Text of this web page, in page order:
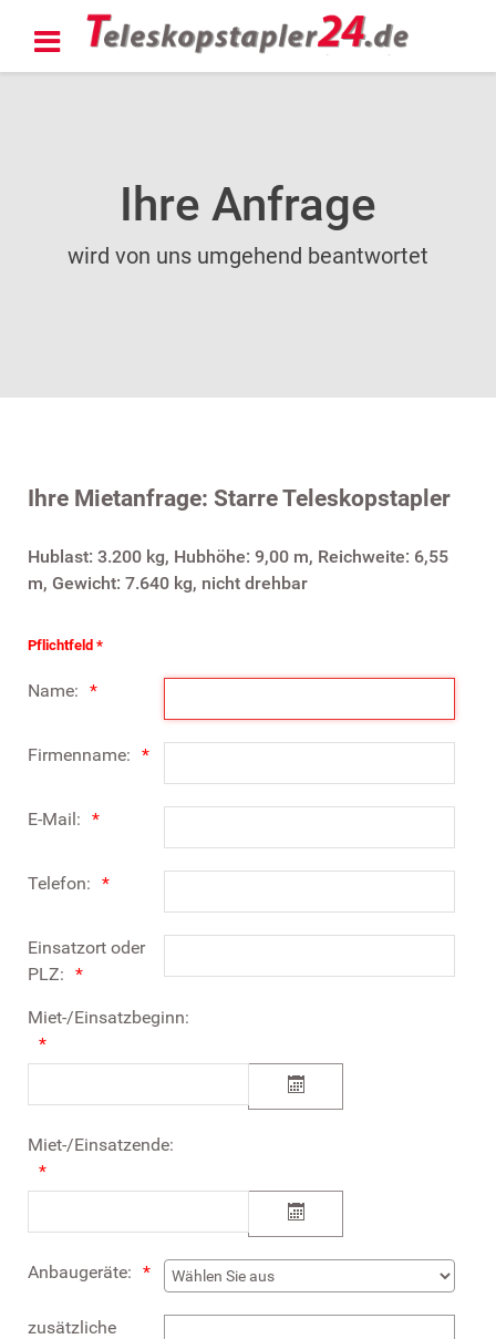
Ihre Anfrage
wird von uns umgehend beantwortet
Ihre Mietanfrage: Starre Teleskopstapler
Hublast: 3.200 kg, Hubhöhe: 9,00 m, Reichweite: 6,55
m, Gewicht: 7.640 kg, nicht drehbar
Pflichtfeld *
Name:
Firmenname:
E-Mail:
Telefon:
Einsatzort oder
PLZ:
Miet-/Einsatzbeginn:
Miet-/Einsatzende:
Anbaugeräte:
zusätzliche